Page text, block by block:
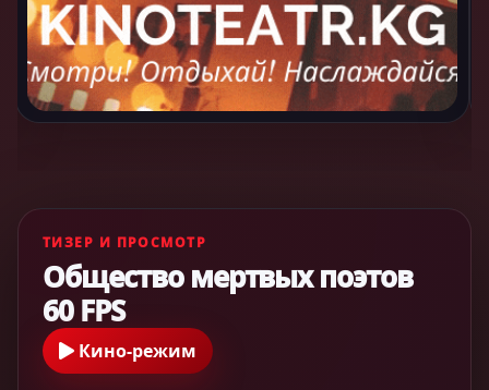
ТИЗЕР И ПРОСМОТР
Общество мертвых поэтов
60 FPS
Кино-режим